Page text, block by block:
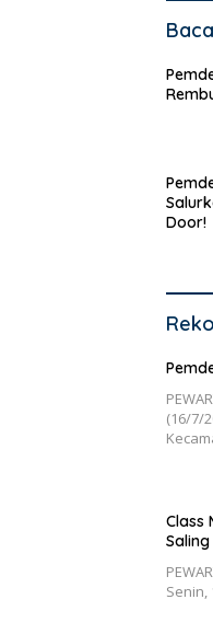
Door!
(16/7/
Class
Senin,